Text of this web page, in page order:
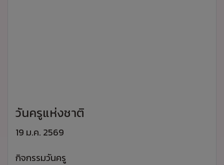
วันครูแห่งชาติ
19 ม.ค. 2569
กิจกรรมวันครู